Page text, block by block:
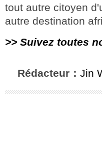
tout autre citoyen
autre destination
>> Suivez toutes
Rédacteur： Jin